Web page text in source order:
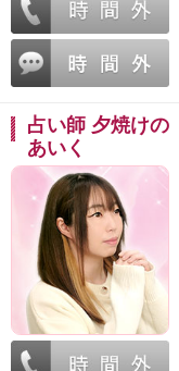
占い師 夕焼けの
あいく